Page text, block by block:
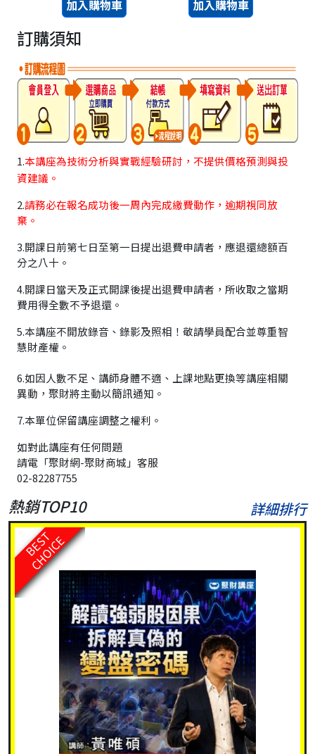
熱銷TOP10 詳細排行
BEST
CHOICE
加入購物車 加入購物車
訂購須知
1.本講座為技術分析與實戰經驗研討，不提供價格預測與投
資建議。
2.請務必在報名成功後一周內完成繳費動作，逾期視同放
棄。
3.開課日前第七日至第一日提出退費申請者，應退還總額百
分之八十。
4.開課日當天及正式開課後提出退費申請者，所收取之當期
費用得全數不予退還。
5.本講座不開放錄音、錄影及照相！敬請學員配合並尊重智
慧財產權。
6.如因人數不足、講師身體不適、上課地點更換等講座相關
異動，聚財將主動以簡訊通知。
7.本單位保留講座調整之權利。
如對此講座有任何問題
請電「聚財網-聚財商城」客服
02-82287755